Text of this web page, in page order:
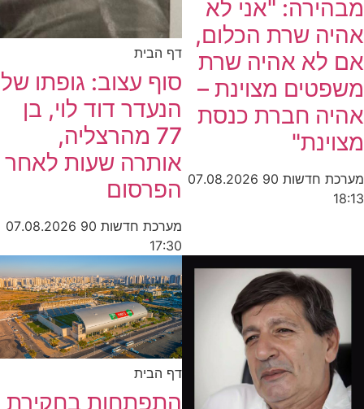
מבהירה: "אני לא
אהיה שרת הכלום,
אם לא אהיה שרת
משפטים מצוינת –
אהיה חברת כנסת
מצוינת"
מערכת חדשות 90
07.08.2026
18:13
דף הבית
סוף עצוב: גופתו של
הנעדר דוד לוי, בן
77 מהרצליה,
אותרה שעות לאחר
הפרסום
מערכת חדשות 90
07.08.2026
17:30
דף הבית
התפתחות בחקירת